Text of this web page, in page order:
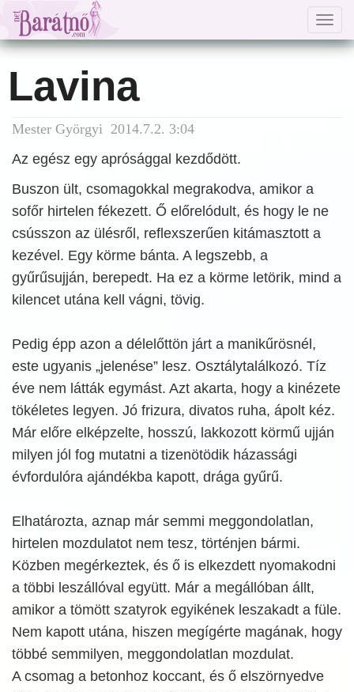
Lavina
Mester Györgyi 2014.7.2. 3:04
Az egész egy aprósággal kezdődött.
Buszon ült, csomagokkal megrakodva, amikor a
sofőr hirtelen fékezett. Ő előrelódult, és hogy le ne
csússzon az ülésről, reflexszerűen kitámasztott a
kezével. Egy körme bánta. A legszebb, a
gyűrűsujján, berepedt. Ha ez a körme letörik, mind a
kilencet utána kell vágni, tövig.
Pedig épp azon a délelőttön járt a manikűrösnél,
este ugyanis „jelenése” lesz. Osztálytalálkozó. Tíz
éve nem látták egymást. Azt akarta, hogy a kinézete
tökéletes legyen. Jó frizura, divatos ruha, ápolt kéz.
Már előre elképzelte, hosszú, lakkozott körmű ujján
milyen jól fog mutatni a tizenötödik házassági
évfordulóra ajándékba kapott, drága gyűrű.
Elhatározta, aznap már semmi meggondolatlan,
hirtelen mozdulatot nem tesz, történjen bármi.
Közben megérkeztek, és ő is elkezdett nyomakodni
a többi leszállóval együtt. Már a megállóban állt,
amikor a tömött szatyrok egyikének leszakadt a füle.
Nem kapott utána, hiszen megígérte magának, hogy
többé semmilyen, meggondolatlan mozdulat.
A csomag a betonhoz koccant, és ő elszörnyedve